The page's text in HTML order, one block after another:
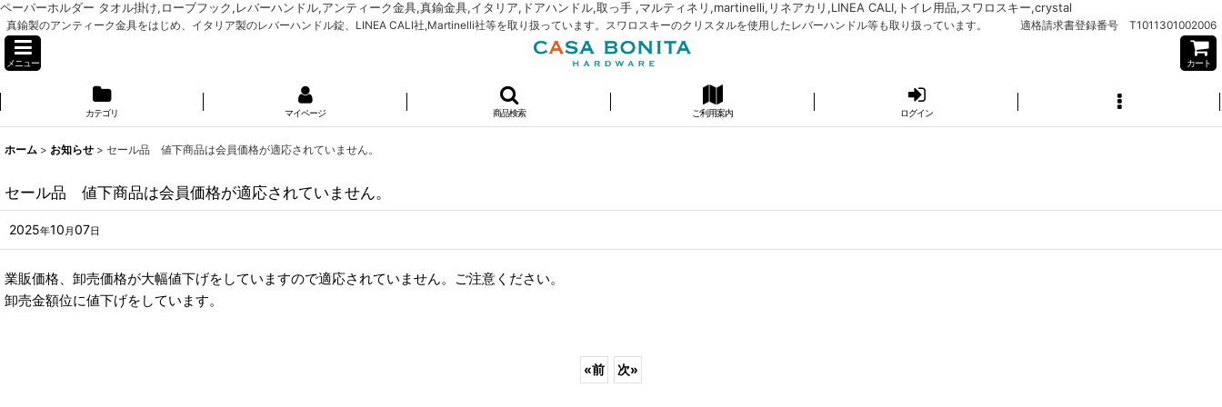
ペーパーホルダー タオル掛け,ローブフック,レバーハンドル,アンティーク金具,真鍮金具,イタリア,ドアハンドル,取っ手 ,マルティネリ,martinelli,リネアカリ,LINEA CALI,トイレ用品,スワロスキー,crystal
真鍮製のアンティーク金具をはじめ、イタリア製のレバーハンドル錠、LINEA CALI社,Martinelli社等を取り扱っています。スワロスキーのクリスタルを使用したレバーハンドル等も取り扱っています。 適格請求書登録番号 T1011301002006
メニュー カート
カテゴリ マイページ 商品検索 ご利用案内 ログイン
ホーム > お知らせ > セール品 値下商品は会員価格が適応されていません。
セール品 値下商品は会員価格が適応されていません。
2025年10 月07日
業販価格、卸売価格が大幅値下げをしていますので適応されていません。ご注意ください。
卸売金額位に値下げをしています。
«前 次»